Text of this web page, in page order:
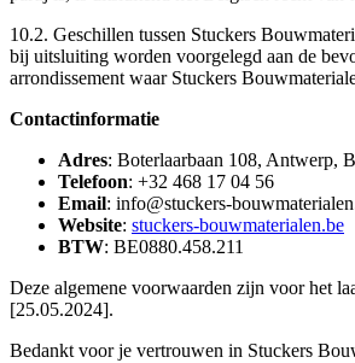
10.2. Geschillen tussen Stuckers
bij uitsluiting worden voorgelegd aan de
arrondissement waar Stuckers
Contactinformatie
Adres: Boterlaarbaan 108, Antwerp,
Telefoon: +32 468 17 04 56
Email: info@stuckers-
Website: stuckers-bouwmaterialen.be
BTW: BE0880.458.211
Deze algemene voorwaarden zijn voor het
[25.05.2024].
Bedankt voor je vertrouwen in Stuckers